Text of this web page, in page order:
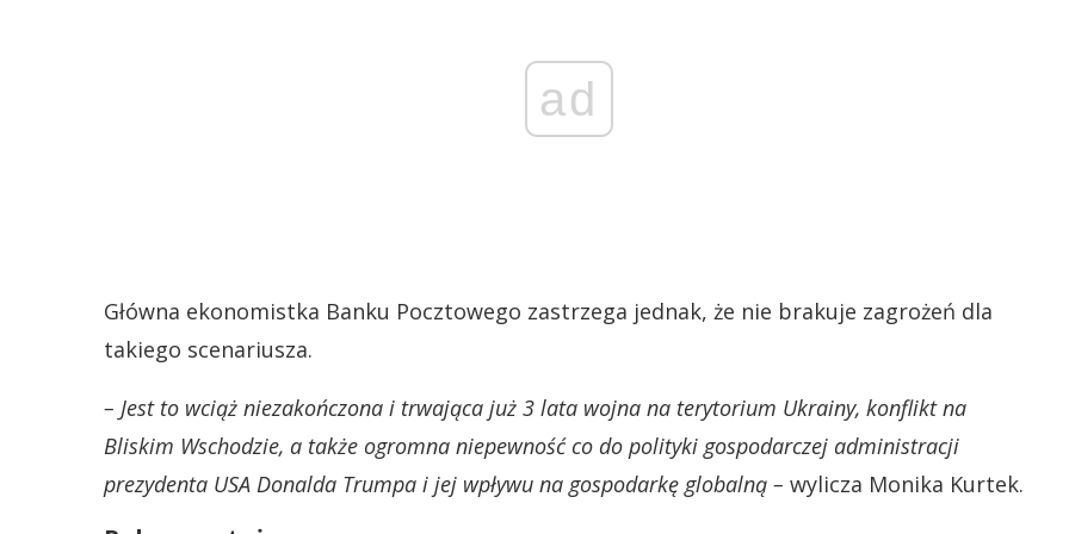
ad
Główna ekonomistka Banku Pocztowego zastrzega jednak, że nie brakuje zagrożeń dla
takiego scenariusza.
– Jest to wciąż niezakończona i trwająca już 3 lata wojna na terytorium Ukrainy, konflikt na
Bliskim Wschodzie, a także ogromna niepewność co do polityki gospodarczej administracji
prezydenta USA Donalda Trumpa i jej wpływu na gospodarkę globalną – wylicza Monika Kurtek.